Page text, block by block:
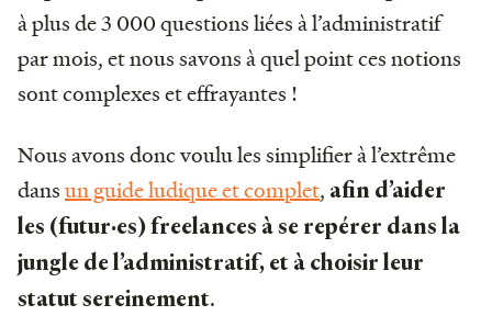
à plus de 3 000 questions liées à l’administratif
par mois, et nous savons à quel point ces notions
sont complexes et effrayantes !
Nous avons donc voulu les simplifier à l’extrême
dansun guide ludique et complet, afin d’aider
les (futur·es) freelances à se repérer dans la
jungle de l’administratif, et à choisir leur
statut sereinement.